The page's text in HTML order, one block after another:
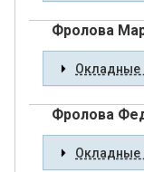
Фролова
Окладные
Фролова
Окладные